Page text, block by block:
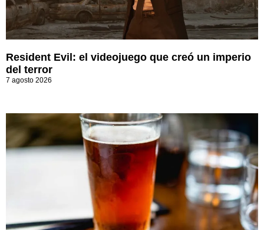
Resident Evil: el videojuego que creó un imperio
del terror
7 agosto 2026